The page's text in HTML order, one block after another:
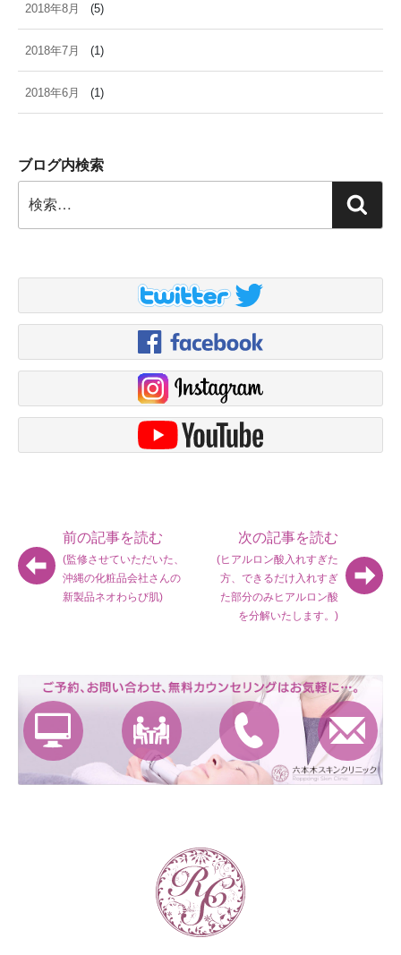
2018年8月 (5)
2018年7月 (1)
2018年6月 (1)
ブログ内検索
索
前の記事を読む
(監修させていただいた、
沖縄の化粧品会社さんの
新製品ネオわらび肌)
次の記事を読む
(ヒアルロン酸入れすぎた
方、できるだけ入れすぎ
た部分のみヒアルロン酸
を分解いたします。)